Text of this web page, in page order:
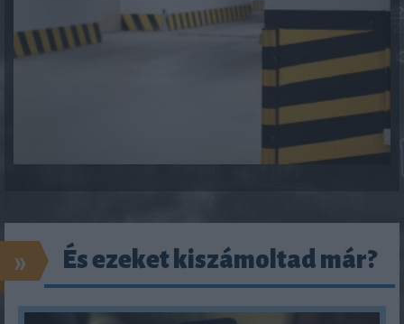
» És ezeket kiszámoltad már?